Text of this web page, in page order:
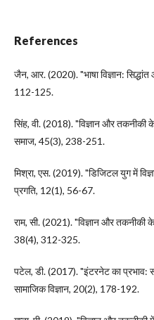
References
जैन, आर. (2020). "भाषा विज्ञान:
112-125.
सिंह, वी. (2018). "विज्ञान और तकनीकी
समाज, 45(3), 238-251.
मिश्रा, एस. (2019). "डिजिटल युग में
प्रगति, 12(1), 56-67.
राम, सी. (2021). "विज्ञान और तकनीकी
38(4), 312-325.
पटेल, डी. (2017). "इंटरनेट का प्रभाव:
सामाजिक विज्ञान, 20(2), 178-192.